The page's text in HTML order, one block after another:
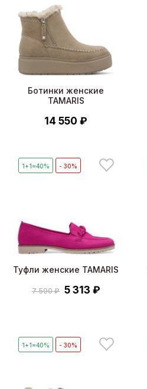
Ботинки женские
TAMARIS
14 550 ₽
1+1=40% - 30%
Туфли женские TAMARIS
7 590 ₽ 5 313 ₽
1+1=40% - 30%